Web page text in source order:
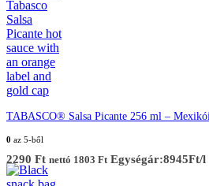
TABASCO® Salsa Picante 256 ml – Mexikói
0 az 5-ből
2290 Ft nettó 1803 Ft Egységár:8945Ft/l